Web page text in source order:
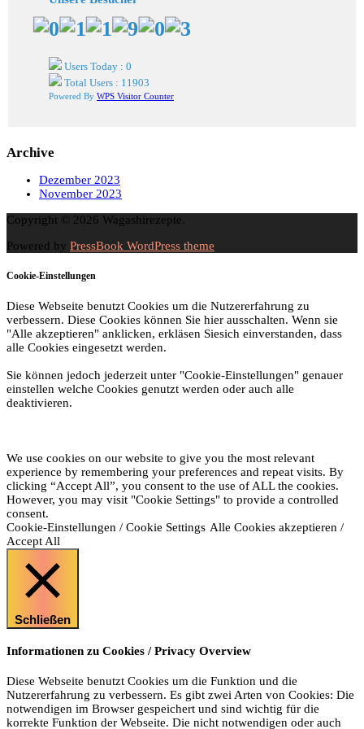
Users Today : 0
Total Users : 11903
Powered By WPS Visitor Counter
Archive
Dezember 2023
November 2023
Copyright © 2026 Wagashirezepte.
Powered by PressBook WordPress theme
Cookie-Einstellungen
Diese Webseite benutzt Cookies um die Nutzererfahrung zu
verbessern. Diese Cookies können Sie hier ausschalten. Wenn sie
"Alle akzeptieren" anklicken, erkläsen Siesich einverstanden, dass
alle Cookies eingesetzt werden.
Sie können jedoch jederzeit unter "Cookie-Einstellungen" genauer
einstellen welche Cookies genutzt werden oder auch alle
deaktivieren.
We use cookies on our website to give you the most relevant
experience by remembering your preferences and repeat visits. By
clicking “Accept All”, you consent to the use of ALL the cookies.
However, you may visit "Cookie Settings" to provide a controlled
consent.
Cookie-Einstellungen / Cookie Settings Alle Cookies akzeptieren /
Accept All
Schließen
Informationen zu Cookies / Privacy Overview
Diese Webseite benutzt Cookies um die Funktion und die
Nutzererfahrung zu verbessern. Es gibt zwei Arten von Cookies: Die
notwendigen im Browser gespeichert und sind wichtig für die
korrekte Funktion der Webseite. Die nicht notwendigen oder auch